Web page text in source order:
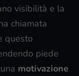
visibilità e la
chiamata
questo
piede
motivazione